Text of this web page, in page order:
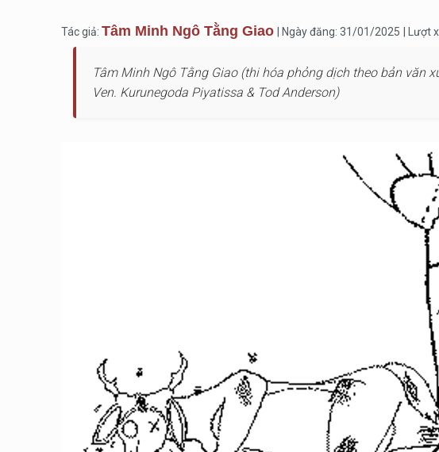
Tác giả: Tâm Minh Ngô Tằng Giao | Ngày đăng: 31/01/2025 | Lượt
Tâm Minh Ngô Tằng Giao (thi hóa phỏng dịch theo bản văn
Ven. Kurunegoda Piyatissa & Tod Anderson)